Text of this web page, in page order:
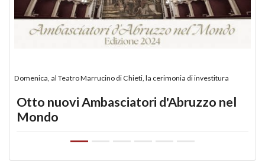
Domenica, al Teatro Marrucino di Chieti, la cerimonia di investitura
Otto nuovi Ambasciatori d'Abruzzo nel
Mondo